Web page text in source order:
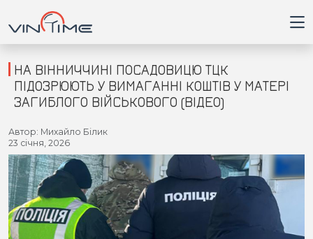
Головна
Війна
Новини
Кримінал
НА ВІННИЧЧИНІ ПОСАДОВИЦЮ ТЦК
ПІДОЗРЮЮТЬ У ВИМАГАННІ КОШТІВ У МАТЕРІ
ЗАГИБЛОГО ВІЙСЬКОВОГО (ВІДЕО)
Автор: Михайло Білик
23 січня, 2026